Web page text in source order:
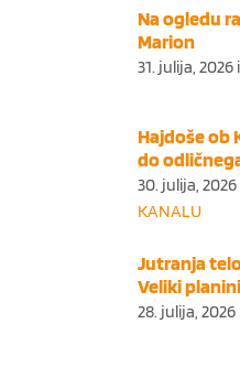
Na ogledu
Marion
31. julija, 2026
Hajdoše ob
do
30. julija, 2026
KANALU
Jutranja
Veliki planini
28. julija, 2026